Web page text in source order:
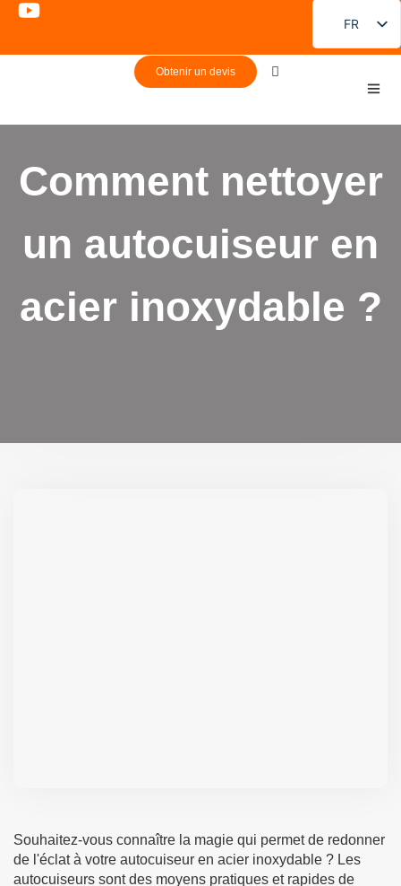
FR
EN
RU
Obtenir un devis
Comment nettoyer
un autocuiseur en
acier inoxydable ?
Souhaitez-vous connaître la magie qui permet de redonner
de l'éclat à votre autocuiseur en acier inoxydable ? Les
autocuiseurs sont des moyens pratiques et rapides de